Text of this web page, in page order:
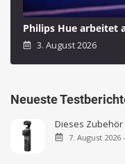
Philips Hue arbeitet
3. August 2026
Neueste
Dieses Zubehör
7. August 2026